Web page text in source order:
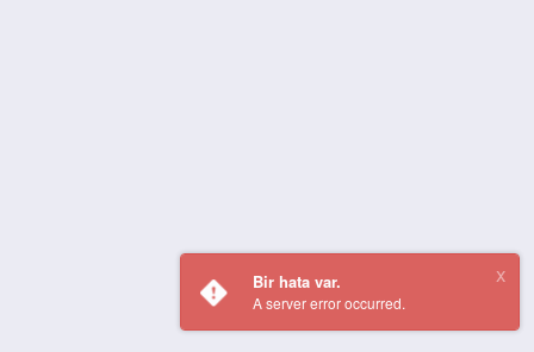
Bir hata var.
A server error occurred.